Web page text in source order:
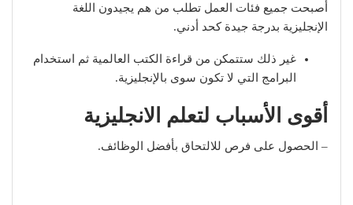
أصبحت جميع فئات العمل تطلب من هم يجيدون اللغة
الإنجليزية بدرجة جيدة كحد أدني.
غير ذلك ستتمكن من قراءة الكتب العالمية ثم استخدام
البرامج التي لا تكون سوى بالإنجليزية.
أقوى الأسباب لتعلم الانجليزية
– الحصول على فرص للالتحاق بأفضل الوظائف.